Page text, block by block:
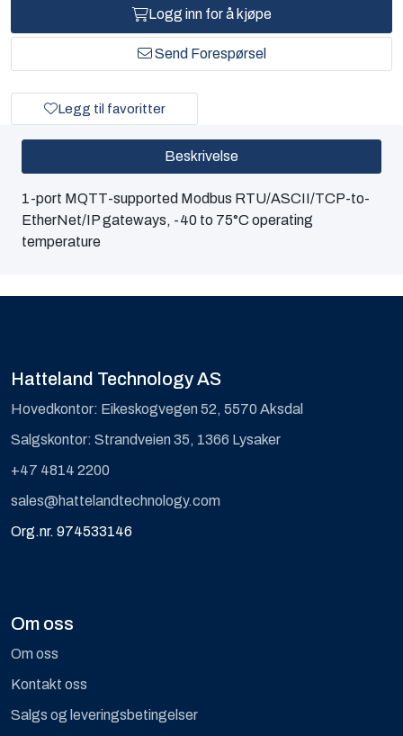
Logg inn for å kjøpe
Send Forespørsel
Legg til favoritter
Beskrivelse
1-port MQTT-supported Modbus RTU/ASCII/TCP-to-
EtherNet/IP gateways, -40 to 75°C operating
temperature
Hatteland Technology AS
Hovedkontor: Eikeskogvegen 52, 5570 Aksdal
Salgskontor: Strandveien 35, 1366 Lysaker
+47 4814 2200
sales@hattelandtechnology.com
Org.nr. 974533146
Om oss
Om oss
Kontakt oss
Salgs og leveringsbetingelser